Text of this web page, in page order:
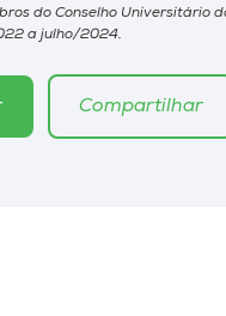
do Conselho Universitário
a julho/2024.
Compartilhar